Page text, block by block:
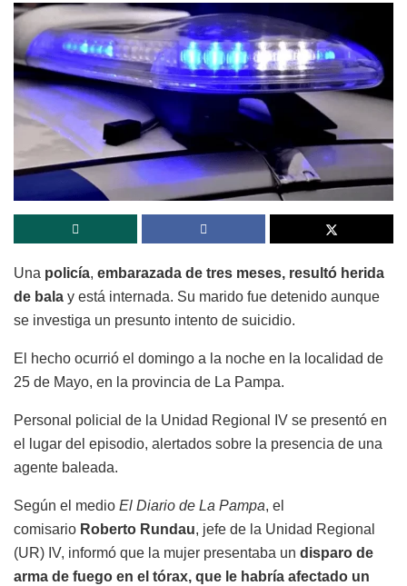
Una policía, embarazada de tres meses, resultó herida
de bala y está internada. Su marido fue detenido aunque
se investiga un presunto intento de suicidio.
El hecho ocurrió el domingo a la noche en la localidad de
25 de Mayo, en la provincia de La Pampa.
Personal policial de la Unidad Regional IV se presentó en
el lugar del episodio, alertados sobre la presencia de una
agente baleada.
Según el medio El Diario de La Pampa, el
comisario Roberto Rundau, jefe de la Unidad Regional
(UR) IV, informó que la mujer presentaba un disparo de
arma de fuego en el tórax, que le habría afectado un